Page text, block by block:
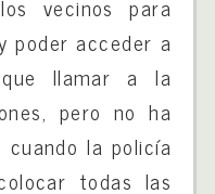
vecinos para
poder acceder a
llamar a la
pero no ha
la policía
todas las